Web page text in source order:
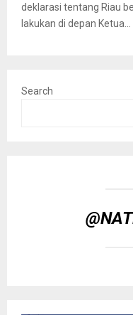
deklarasi tentang Riau
lakukan di depan Ketua...
Search